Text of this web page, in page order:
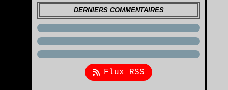
DERNIERS COMMENTAIRES
Flux RSS